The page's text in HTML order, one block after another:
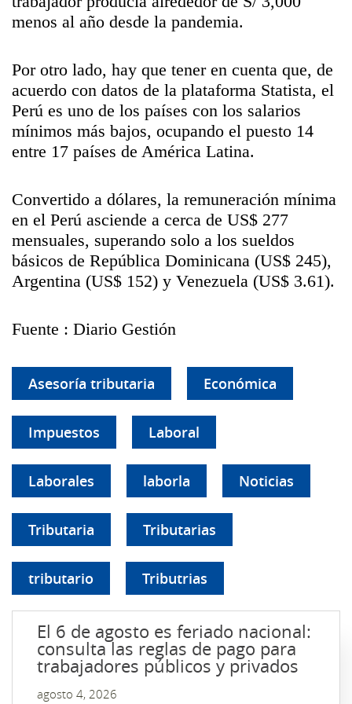
menos al año desde la pandemia.
Por otro lado, hay que tener en cuenta que, de
acuerdo con datos de la plataforma Statista, el
Perú es uno de los países con los salarios
mínimos más bajos, ocupando el puesto 14
entre 17 países de América Latina.
Convertido a dólares, la remuneración mínima
en el Perú asciende a cerca de US$ 277
mensuales, superando solo a los sueldos
básicos de República Dominicana (US$ 245),
Argentina (US$ 152) y Venezuela (US$ 3.61).
Fuente : Diario Gestión
Asesoría tributaria Económica
Impuestos Laboral
Laborales laborla Noticias
Tributaria Tributarias
tributario Tributrias
El 6 de agosto es feriado nacional:
consulta las reglas de pago para
trabajadores públicos y privados
agosto 4, 2026